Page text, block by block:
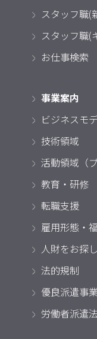
スタッフ職(
スタッフ職(
お仕事検索
事業案内
ビジネスモ
技術領域
活動領域（
教育・研修
転職支援
雇用形態・
人財をお探
法的規制
優良派遣事
労働者派遣